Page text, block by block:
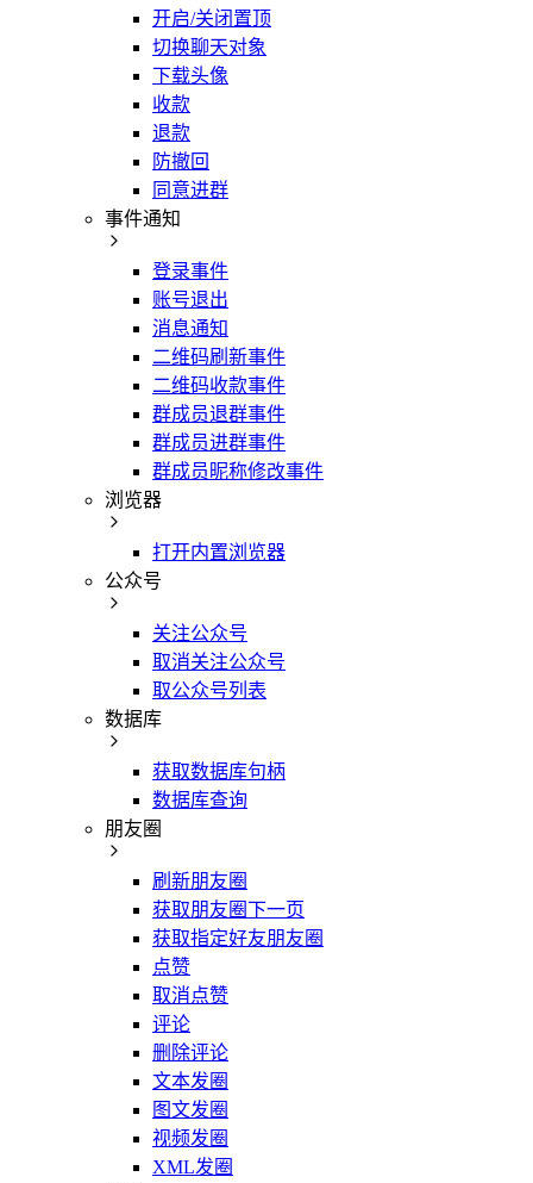
开启/关闭置顶
切换聊天对象
下载头像
收款
退款
防撤回
同意进群
事件通知
登录事件
账号退出
消息通知
二维码刷新事件
二维码收款事件
群成员退群事件
群成员进群事件
群成员昵称修改事件
浏览器
打开内置浏览器
公众号
关注公众号
取消关注公众号
取公众号列表
数据库
获取数据库句柄
数据库查询
朋友圈
刷新朋友圈
获取朋友圈下一页
获取指定好友朋友圈
点赞
取消点赞
评论
删除评论
文本发圈
图文发圈
视频发圈
XML发圈